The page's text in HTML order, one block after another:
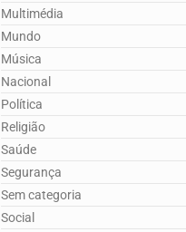
Multimédia
Mundo
Música
Nacional
Política
Religião
Saúde
Segurança
Sem categoria
Social